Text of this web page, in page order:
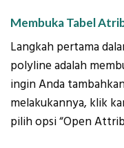
Membuka Tabel
Langkah pertama
polyline adalah
ingin Anda
melakukannya, klik
pilih opsi “Open